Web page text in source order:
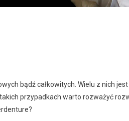
bądź całkowitych. Wielu z nich
przypadkach warto rozważyć